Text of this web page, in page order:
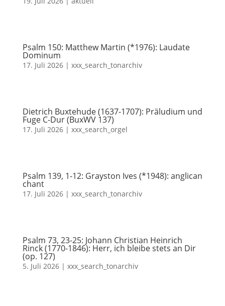
Psalm 150: Matthew Martin (*1976): Laudate
Dominum
17. Juli 2026| xxx_search_tonarchiv
Dietrich Buxtehude (1637-1707): Präludium und
Fuge C-Dur (BuxWV 137)
17. Juli 2026| xxx_search_orgel
Psalm 139, 1-12: Grayston Ives (*1948): anglican
chant
17. Juli 2026| xxx_search_tonarchiv
Psalm 73, 23-25: Johann Christian Heinrich
Rinck (1770-1846): Herr, ich bleibe stets an Dir
(op. 127)
5. Juli 2026| xxx_search_tonarchiv